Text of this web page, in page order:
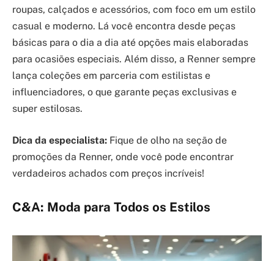
roupas, calçados e acessórios, com foco em um estilo
casual e moderno. Lá você encontra desde peças
básicas para o dia a dia até opções mais elaboradas
para ocasiões especiais. Além disso, a Renner sempre
lança coleções em parceria com estilistas e
influenciadores, o que garante peças exclusivas e
super estilosas.
Dica da especialista: Fique de olho na seção de
promoções da Renner, onde você pode encontrar
verdadeiros achados com preços incríveis!
C&A: Moda para Todos os Estilos